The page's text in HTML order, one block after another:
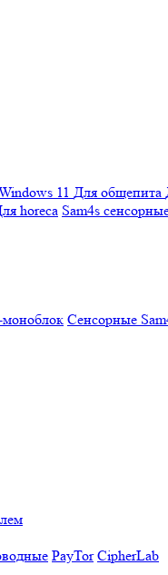
11 Для общепита
horeca Sam4s
Сенсорные
PayTor CipherLab